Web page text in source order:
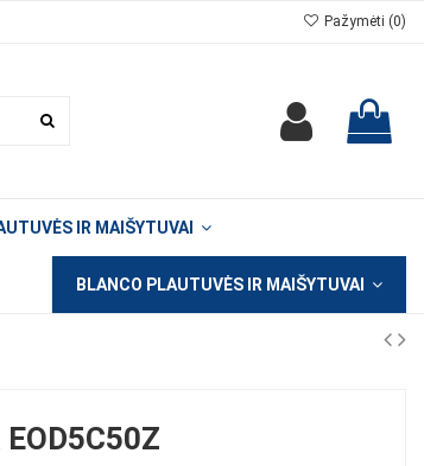
Pažymėti (0)
IR MAIŠYTUVAI
BLANCO PLAUTUVĖS IR MAIŠYTUVAI